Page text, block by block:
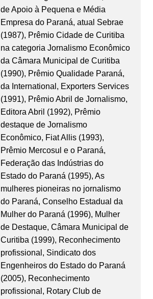
de Apoio à Pequena e Média
Empresa do Paraná, atual Sebrae
(1987), Prêmio Cidade de Curitiba
na categoria Jornalismo Econômico
da Câmara Municipal de Curitiba
(1990), Prêmio Qualidade Paraná,
da International, Exporters Services
(1991), Prêmio Abril de Jornalismo,
Editora Abril (1992), Prêmio
destaque de Jornalismo
Econômico, Fiat Allis (1993),
Prêmio Mercosul e o Paraná,
Federação das Indústrias do
Estado do Paraná (1995), As
mulheres pioneiras no jornalismo
do Paraná, Conselho Estadual da
Mulher do Paraná (1996), Mulher
de Destaque, Câmara Municipal de
Curitiba (1999), Reconhecimento
profissional, Sindicato dos
Engenheiros do Estado do Paraná
(2005), Reconhecimento
profissional, Rotary Club de